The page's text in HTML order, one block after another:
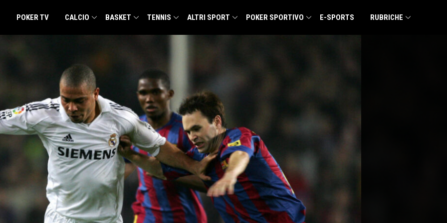
POKER TV CALCIO BASKET TENNIS ALTRI SPORT POKER SPORTIVO E-SPORTS RUBRICHE